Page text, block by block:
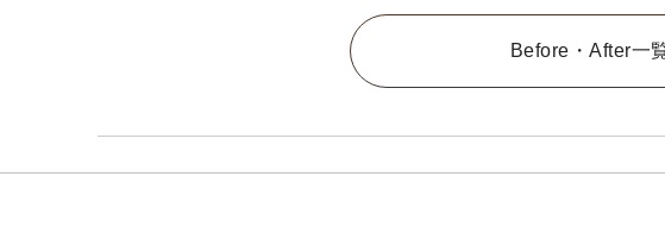
Before・After一